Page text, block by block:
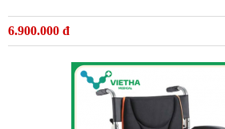
6.900.000 đ